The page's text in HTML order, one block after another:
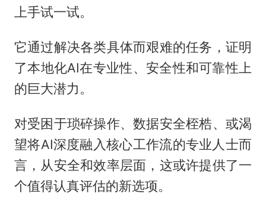
上手试一试。
它通过解决各类具体而艰难的任务，证明
了本地化AI在专业性、安全性和可靠性上
的巨大潜力。
对受困于琐碎操作、数据安全桎梏、或渴
望将AI深度融入核心工作流的专业人士而
言，从安全和效率层面，这或许提供了一
个值得认真评估的新选项。